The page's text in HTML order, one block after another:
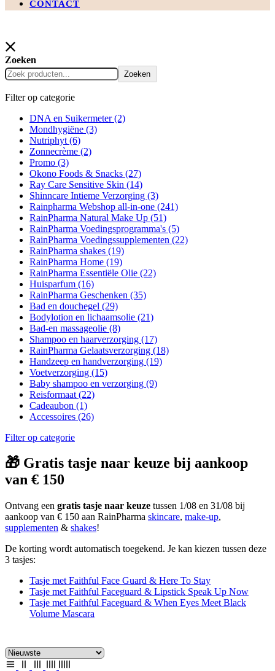
CONTACT
Zoeken
Zoeken
Filter op categorie
DNA en Suikermeter(2)
Mondhygiëne (3)
Nutriphyt (6)
Zonnecrème (2)
Promo (3)
Okono Foods & Snacks (27)
Ray Care Sensitive Skin (14)
Shinncare Intieme Verzorging (3)
Rainpharma Webshop all-in-one (241)
RainPharma Natural Make Up (51)
RainPharma Voedingsprogramma's (5)
RainPharma Voedingssupplementen (22)
RainPharma shakes (19)
RainPharma Home (19)
RainPharma Essentiële Olie (22)
Huisparfum (16)
RainPharma Geschenken (35)
Bad en douchegel (29)
Bodylotion en lichaamsolie (21)
Bad-en massageolie (8)
Shampoo en haarverzorging (17)
RainPharma Gelaatsverzorging (18)
Handzeep en handverzorging (19)
Voetverzorging (15)
Baby shampoo en verzorging (9)
Reisformaat (22)
Cadeaubon (1)
Accessoires (26)
Filter op categorie
🎁 Gratis tasje naar keuze bij aankoop
van € 150
Ontvang een gratis tasje naar keuze tussen 1/08 en 31/08 bij
aankoop van € 150 aan RainPharma skincare, make-up,
supplementen & shakes!
De korting wordt automatisch toegekend. Je kan kiezen tussen deze
3 tasjes:
Tasje met Faithful Face Guard & Here To Stay
Tasje met Faithful Faceguard & Lipstick Speak Up Now
Tasje met Faithful Faceguard & When Eyes Meet Black
Volume Mascara